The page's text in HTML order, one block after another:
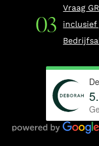
Vraag
inclusief